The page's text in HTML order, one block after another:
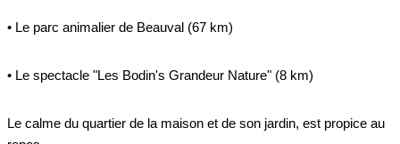
• Le parc animalier de Beauval (67 km)
• Le spectacle "Les Bodin's Grandeur Nature" (8 km)
Le calme du quartier de la maison et de son jardin, est propice au